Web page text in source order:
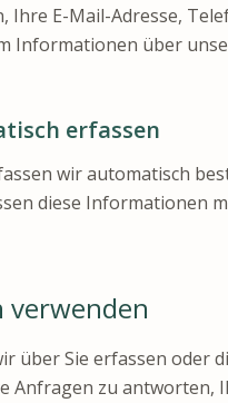
E-Mail-Adresse,
Informationen über
erfassen
wir automatisch
diese Informationen
über Sie erfassen oder
Anfragen zu antworten,